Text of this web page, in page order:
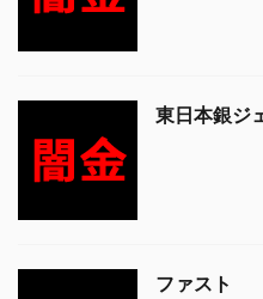
東日本銀ジ
ファスト